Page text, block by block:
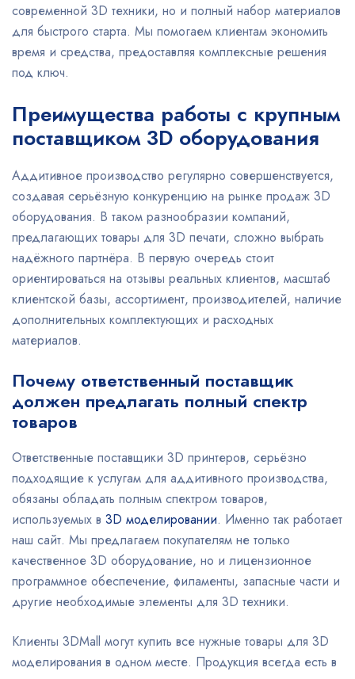
современной 3D техники, но и полный набор материалов
для быстрого старта. Мы помогаем клиентам экономить
время и средства, предоставляя комплексные решения
под ключ.
Преимущества работы с крупным
поставщиком 3D оборудования
Аддитивное производство регулярно совершенствуется,
создавая серьёзную конкуренцию на рынке продаж 3D
оборудования. В таком разнообразии компаний,
предлагающих товары для 3D печати, сложно выбрать
надёжного партнёра. В первую очередь стоит
ориентироваться на отзывы реальных клиентов, масштаб
клиентской базы, ассортимент, производителей, наличие
дополнительных комплектующих и расходных
материалов.
Почему ответственный поставщик
должен предлагать полный спектр
товаров
Ответственные поставщики 3D принтеров, серьёзно
подходящие к услугам для аддитивного производства,
обязаны обладать полным спектром товаров,
используемых в 3D моделировании. Именно так работает
наш сайт. Мы предлагаем покупателям не только
качественное 3D оборудование, но и лицензионное
программное обеспечение, филаменты, запасные части и
другие необходимые элементы для 3D техники.
Клиенты 3DMall могут купить все нужные товары для 3D
моделирования в одном месте. Продукция всегда есть в